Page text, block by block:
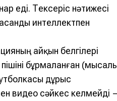
еді. Тексеріс нәтижесі
интеллектпен
айқын белгілері
бұрмаланған
дұрыс
видео сәйкес келмейді